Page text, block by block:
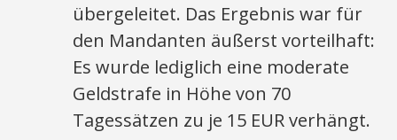
übergeleitet. Das Ergebnis war für
den Mandanten äußerst vorteilhaft:
Es wurde lediglich eine moderate
Geldstrafe in Höhe von 70
Tagessätzen zu je 15 EUR verhängt.